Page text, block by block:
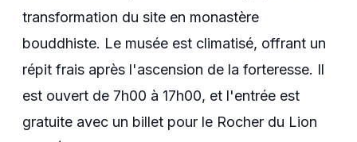
transformation du site en monastère
bouddhiste. Le musée est climatisé, offrant un
répit frais après l'ascension de la forteresse. Il
est ouvert de 7h00 à 17h00, et l'entrée est
gratuite avec un billet pour le Rocher du Lion